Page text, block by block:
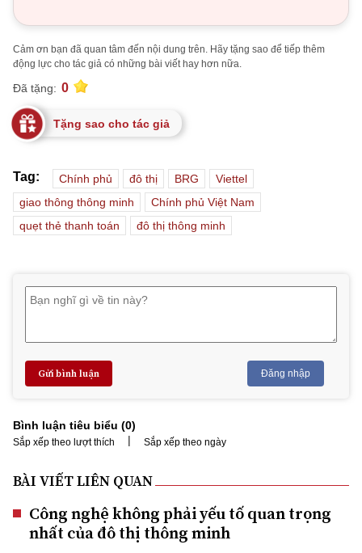
Cảm ơn bạn đã quan tâm đến nội dung trên. Hãy tặng sao để tiếp thêm
động lực cho tác giả có những bài viết hay hơn nữa.
Đã tặng: 0
Tặng sao cho tác giả
Tag: Chính phủ đô thị BRG
Viettel
giao thông thông minh
Chính phủ Việt Nam
quẹt thẻ thanh toán
đô thị thông minh
Gửi bình luận Đăng nhập
Bình luận tiêu biểu (0)
Sắp xếp theo lượt thích | Sắp xếp theo ngày
BÀI VIẾT LIÊN QUAN
Công nghệ không phải yếu tố quan trọng
nhất của đô thị thông minh